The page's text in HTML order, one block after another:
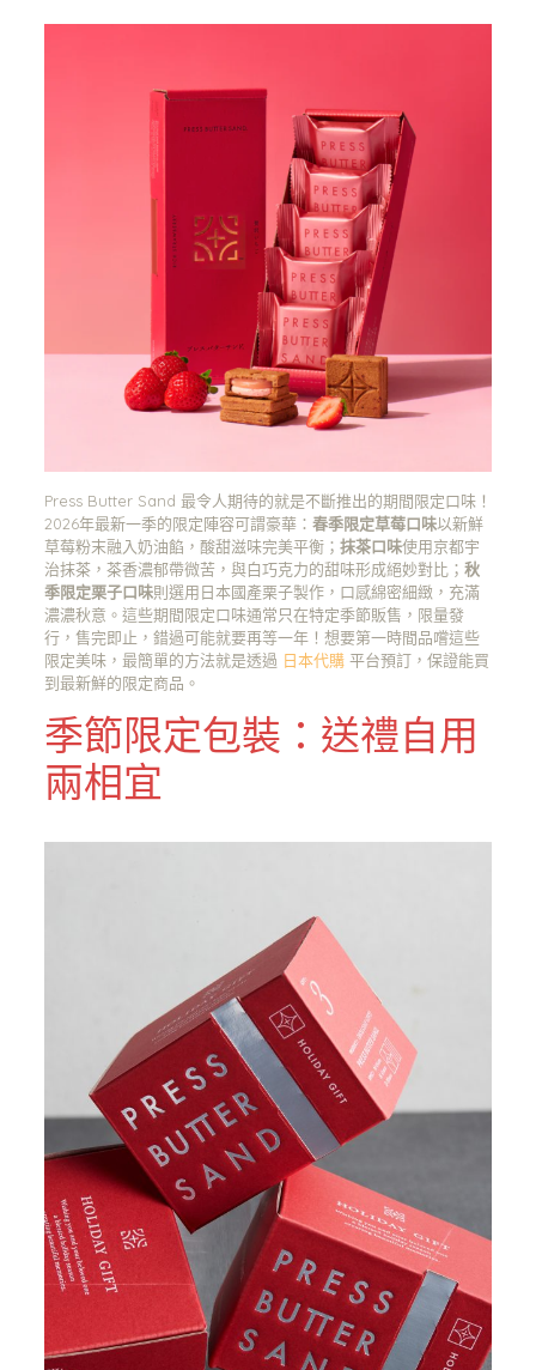
Press Butter Sand 最令人期待的就是不斷推出的期間限定口味！
2026年最新一季的限定陣容可謂豪華： 春季限定草莓口味以新鮮
草莓粉末融入奶油餡，酸甜滋味完美平衡； 抹茶口味使用京都宇
治抹茶，茶香濃郁帶微苦，與白巧克力的甜味形成絕妙對比； 秋
季限定栗子口味則選用日本國產栗子製作，口感綿密細緻，充滿
濃濃秋意。這些期間限定口味通常只在特定季節販售，限量發
行，售完即止，錯過可能就要再等一年！想要第一時間品嚐這些
限定美味，最簡單的方法就是透過 日本代購平台預訂，保證能買
到最新鮮的限定商品。
季節限定包裝：送禮自用
兩相宜